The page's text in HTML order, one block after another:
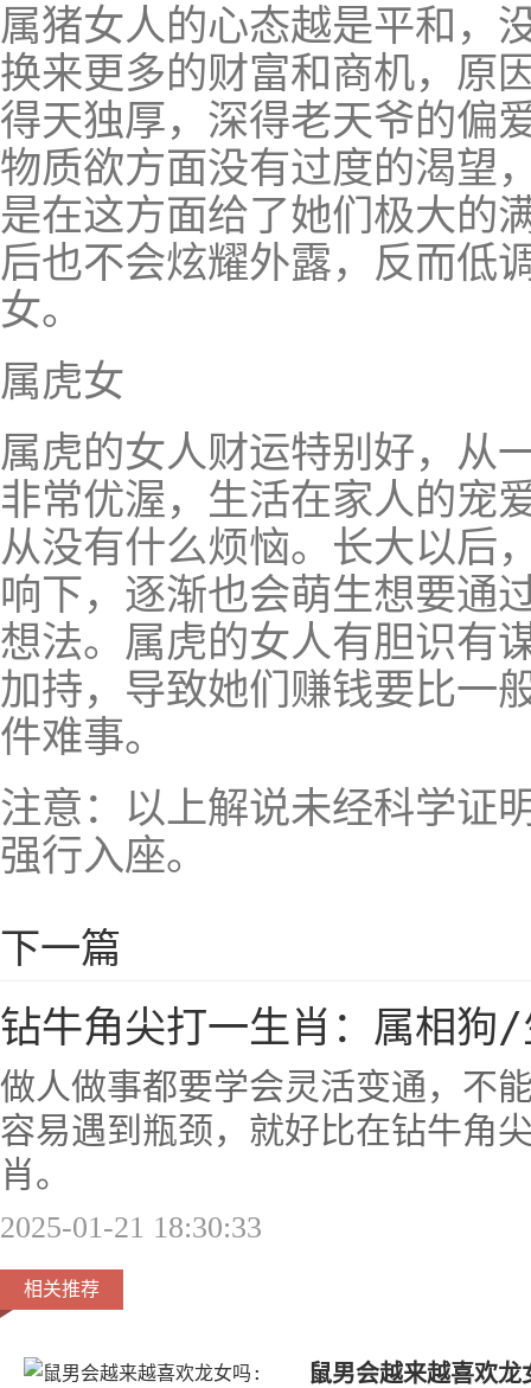
属猪女人的心态越是平和，
换来更多的财富和商机，原
得天独厚，深得老天爷的偏
物质欲方面没有过度的渴望
是在这方面给了她们极大的
后也不会炫耀外露，反而低
女。
属虎女
属虎的女人财运特别好，从
非常优渥，生活在家人的宠
从没有什么烦恼。长大以后
响下，逐渐也会萌生想要通
想法。属虎的女人有胆识有
加持，导致她们赚钱要比一
件难事。
注意：以上解说未经科学证
强行入座。
下一篇
钻牛角尖打一生肖：属相狗
做人做事都要学会灵活变通，不
容易遇到瓶颈，就好比在钻牛角
肖。
2025-01-21 18:30:33
相关推荐
鼠男会越来越喜欢